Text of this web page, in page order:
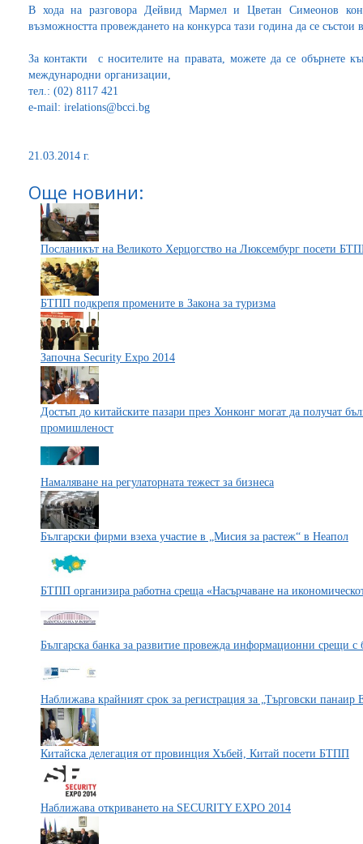
В хода на разговора Дейвид Мармел и Цветан Симеонов
възможността провеждането на конкурса тази година да се
За контакти с носителите на правата, можете да се обърнете
международни организации,
тел.: (02) 8117 421
e-mail: irelations@bcci.bg
21.03.2014 г.
Още новини:
Посланикът на Великото Херцогство на Люксембург посети
БТПП подкрепя промените в Закона за туризма
Започна Security Еxpo 2014
Достъп до китайските пазари през Хонконг могат да получат
промишленост
Намаляване на регулаторната тежест за бизнеса
Български фирми взеха участие в „Мисия за растеж“ в Неапол
БТПП организира работна среща «Насърчаване на
Българска банка за развитие провежда информационни срещи с
Наближава крайният срок за регистрация за „Търговски панаир
Китайска делегация от провинция Хъбей, Китай посети БТПП
Наближава откриването на SECURITY EXPO 2014